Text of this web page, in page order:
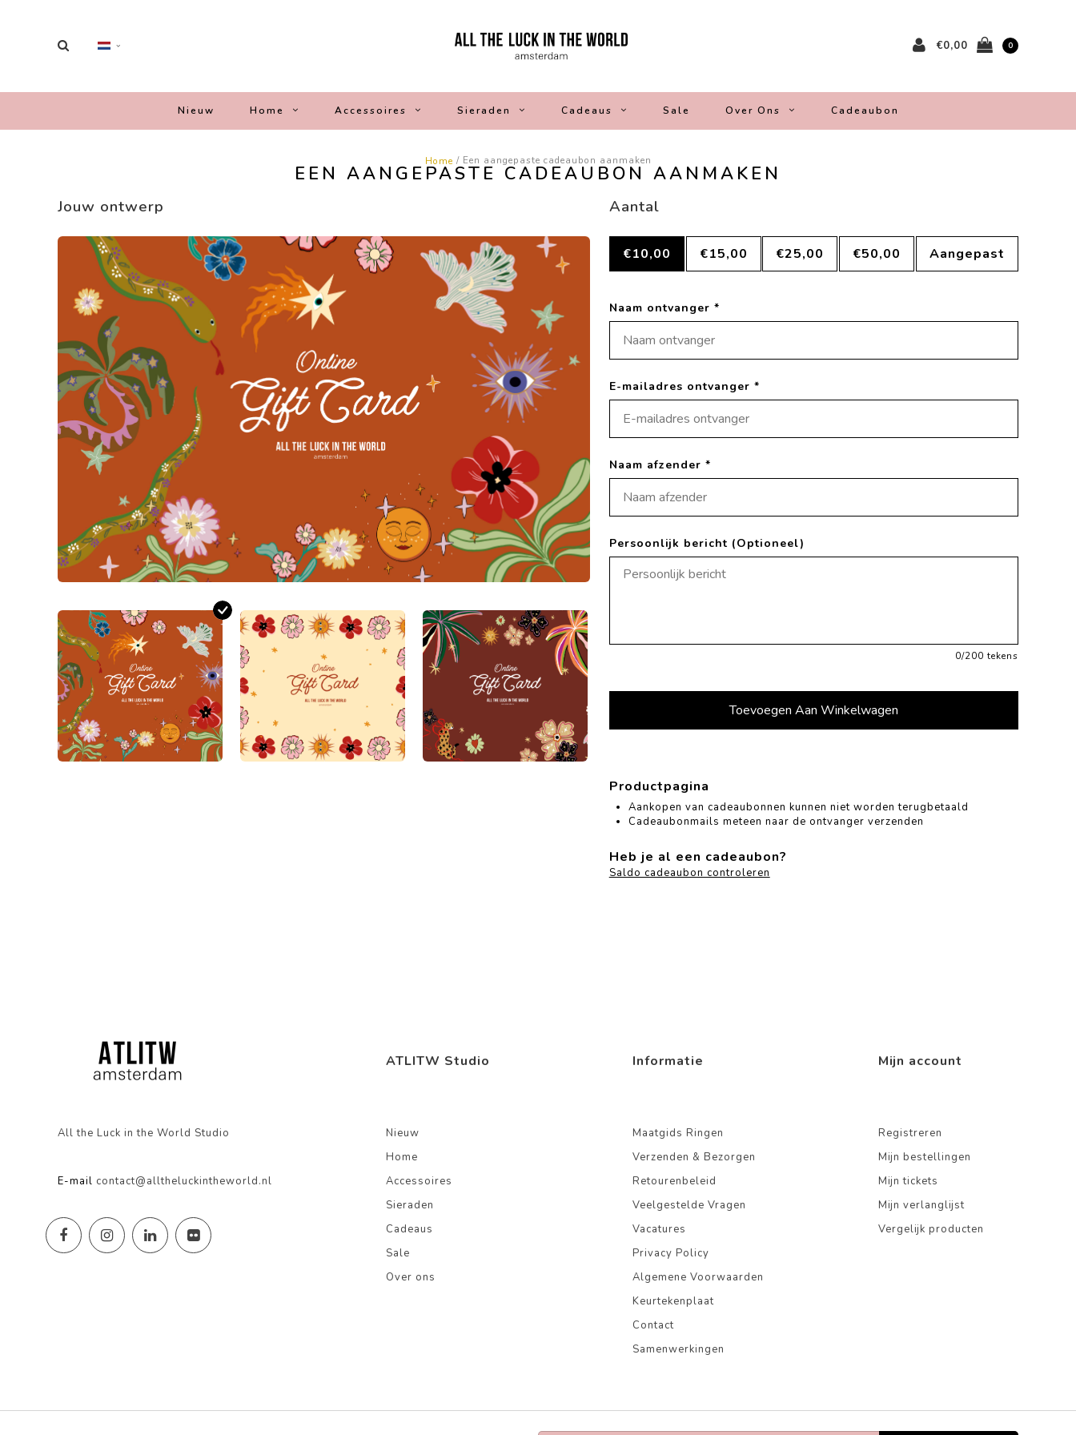
€0,00 0
Nieuw Home Accessoires Sieraden Cadeaus Sale Over Ons Cadeaubon
Home / Een aangepaste cadeaubon aanmaken
EEN AANGEPASTE CADEAUBON AANMAKEN
Jouw ontwerp Aantal
€10,00 €15,00 €25,00 €50,00 Aangepast
Naam ontvanger *
E-mailadres ontvanger *
Naam afzender *
Persoonlijk bericht (Optioneel)
0/200 tekens
Productpagina
Aankopen van cadeaubonnen kunnen niet worden terugbetaald
Cadeaubonmails meteen naar de ontvanger verzenden
Heb je al een cadeaubon?
Saldo cadeaubon controleren
All the Luck in the World Studio
E-mail contact@alltheluckintheworld.nl
ATLITW Studio
Nieuw
Home
Accessoires
Sieraden
Cadeaus
Sale
Over ons
Informatie
Maatgids Ringen
Verzenden & Bezorgen
Retourenbeleid
Veelgestelde Vragen
Vacatures
Privacy Policy
Algemene Voorwaarden
Keurtekenplaat
Contact
Samenwerkingen
Mijn account
Registreren
Mijn bestellingen
Mijn tickets
Mijn verlanglijst
Vergelijk producten